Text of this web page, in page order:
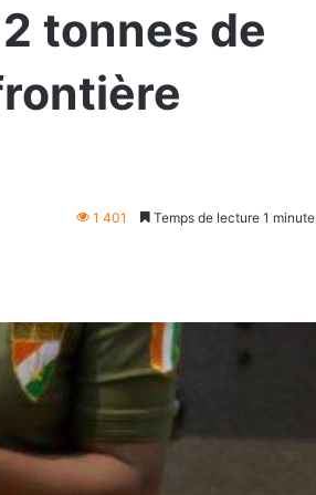
tonnes de
1 401 Temps de lecture 1 minute